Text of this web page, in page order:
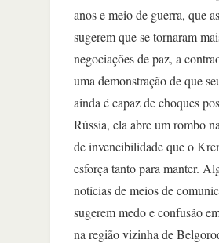
anos e meio de guerra, que
sugerem que se tornaram
negociações de paz, a
uma demonstração de que
ainda é capaz de choques
Rússia, ela abre um rombo
de invencibilidade que o
esforça tanto para manter.
notícias de meios de
sugerem medo e confusão
na região vizinha de